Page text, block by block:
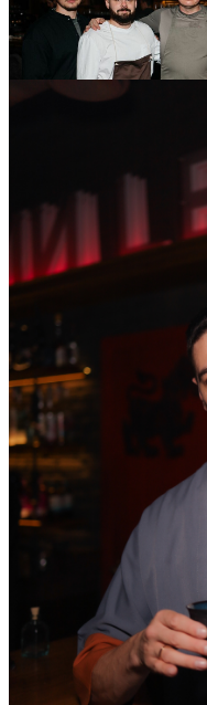
2025
Четверг
Тайско-французский
(Краснодар)
19 607
×
Ссылка на отбор фото